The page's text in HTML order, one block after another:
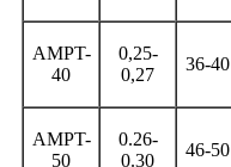
AMPT-
40
0,25-
0,27
36-40
AMPT-
50
0.26-
0.30
46-50